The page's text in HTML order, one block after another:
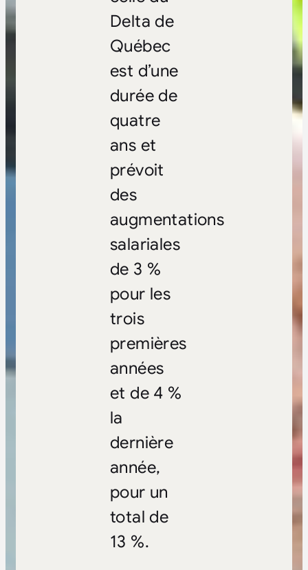
Delta de
Québec
est d’une
durée de
quatre
ans et
prévoit
des
augmentations
salariales
de 3 %
pour les
trois
premières
années
et de 4 %
la
dernière
année,
pour un
total de
13 %.